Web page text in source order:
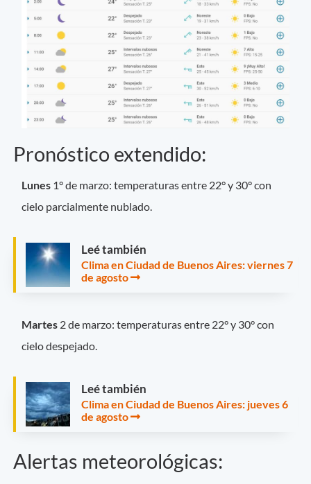
Pronóstico extendido:
Lunes 1° de marzo: temperaturas entre 22° y 30° con
cielo parcialmente nublado.
Leé también
Clima en Ciudad de Buenos Aires: viernes 7
de agosto
Martes 2 de marzo: temperaturas entre 22° y 30° con
cielo despejado.
Leé también
Clima en Ciudad de Buenos Aires: jueves 6
de agosto
Alertas meteorológicas: